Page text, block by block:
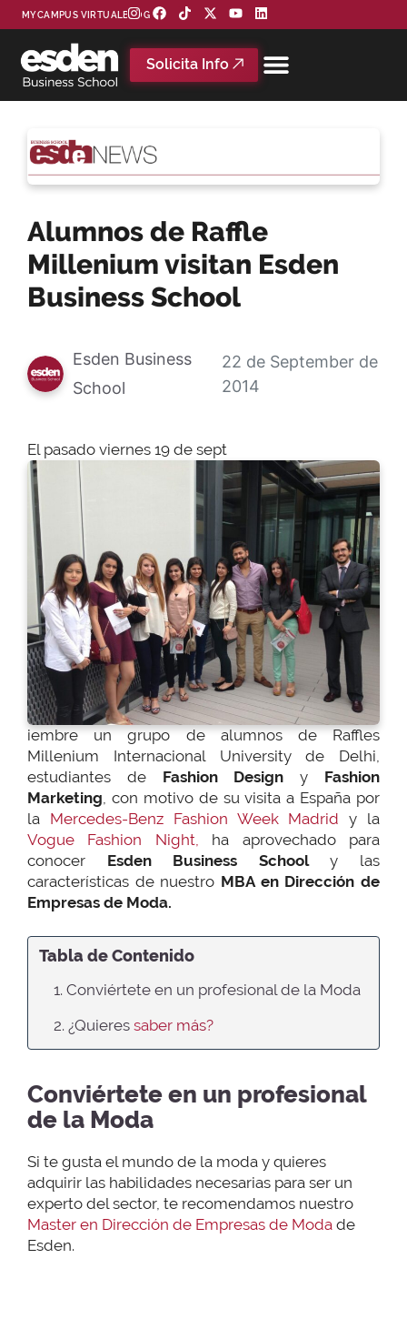
MYCAMPUS VIRTUAL BLOG
Solicita Info
Alumnos de Raffle
Millenium visitan Esden
Business School
Esden Business
School
22 de September de
2014
El pasado viernes 19 de sept
iembre un grupo de alumnos de Raffles
Millenium Internacional University de Delhi,
estudiantes de Fashion Design y Fashion
Marketing , con motivo de su visita a España por
la Mercedes-Benz Fashion Week Madrid y la
Vogue Fashion Night,
ha aprovechado para
conocer Esden Business Schooly las
características de nuestro MBA en Dirección de
Empresas de Moda.
Tabla de Contenido
1. Conviértete en un profesional de la Moda
2. ¿Quieres saber más?
Conviértete en un profesional
de la Moda
Si te gusta el mundo de la moda y quieres
adquirir las habilidades necesarias para ser un
experto del sector, te recomendamos nuestro
Master en Dirección de Empresas de Moda de
Esden.